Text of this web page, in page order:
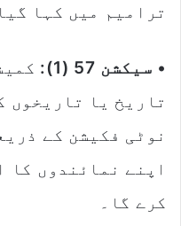
ترامیم میں کہا
• سیکشن 57 (1):
تاریخ یا تاریخوں
نوٹی فکیشن کے
اپنے نمائندوں کا
کرے گا۔